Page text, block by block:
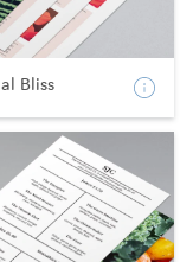
Bliss